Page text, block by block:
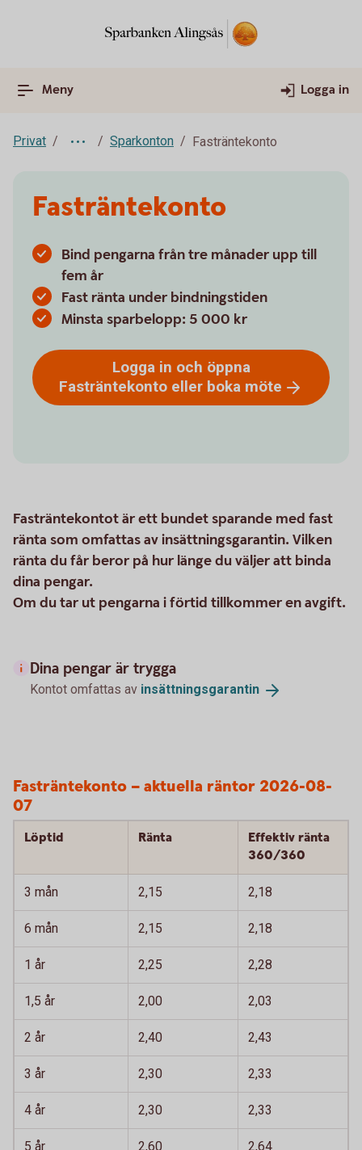
Meny Logga in
Privat Sparkonton Fasträntekonto
Fasträntekonto
Bind pengarna från tre månader upp till
fem år
Fast ränta under bindningstiden
Minsta sparbelopp: 5 000 kr
Logga in och öppna
Fasträntekonto eller boka möte
Fasträntekontot är ett bundet sparande med fast
ränta som omfattas av insättningsgarantin. Vilken
ränta du får beror på hur länge du väljer att binda
dina pengar.
Om du tar ut pengarna i förtid tillkommer en avgift.
Dina pengar är trygga
Kontot omfattas av insättningsgarantin
Fasträntekonto – aktuella räntor 2026-08-
07
Löptid Ränta
Effektiv ränta
360/360
3 mån 2,15 2,18
6 mån 2,15 2,18
1 år 2,25 2,28
1,5 år 2,00 2,03
2 år 2,40 2,43
3 år 2,30 2,33
4 år 2,30 2,33
5 år 2,60 2,64